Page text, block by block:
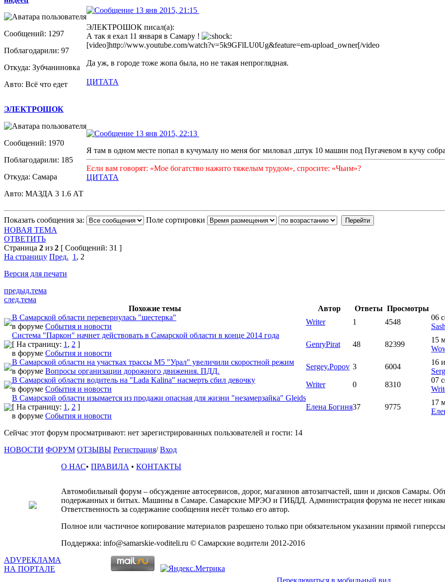
Сообщений: 1297
Поблагодарили: 97
Откуда: Зубчаниновка
Авто: Всё что едет
13 янв 2015, 21:15
ЭЛЕКТРОШОК писал(а):
А так я ехал 11 января в Самару !
[video]http://www.youtube.com/watch?v=5k9GFlLU0Ug&feature=em-upload_owner[/video
Да уж, в городе тоже жопа была, но не такая непроглядная.
ЦИТАТА
ЭЛЕКТРОШОК
Сообщений: 1970
Поблагодарили: 185
Откуда: Самара
Авто: МАЗДА 3 1.6 АТ
13 янв 2015, 22:13
Я там в одном месте попал в кучумалу но меня бог миловал ,штук 10 машин под Пугачевом в кучу
Если вам говорят: «Мое богатство нажито тяжелым трудом», спросите: «Чьим»?
ЦИТАТА
Показать сообщения за:
Поле сортировки
НОВАЯ ТЕМА
ОТВЕТИТЬ
Страница 2 из 2 [ Сообщений: 31 ]
На страницу Пред. 1 , 2
Версия для печати
предыд.тема
след.тема
Похожие темы
Автор Ответы Просмотры
В Самарской области перевернулась "шестерка"
в форуме События и новости
Writer 1 4548
06
Система "Паркон" начнет действовать в Самарской области в конце 2014 года
[ На страницу: 1 , 2 ]
в форуме События и новости
GenryPirat 48 82399
15
В Самарской области на участках трассы М5 "Урал" увеличили скоростной режим
в форуме Вопросы организации дорожного движения. ПДД.
Sergey.Popov 3 6004
16
В Самарской области водитель на "Lada Kalina" насмерть сбил девочку
в форуме События и новости
Writer 0 8310
07
В Самарской области изымается из продажи опасная для жизни "незамерзайка" Gleids
[ На страницу: 1 , 2 ]
в форуме События и новости
Елена Богиня37 9775
17
Сейчас этот форум просматривают: нет зарегистрированных пользователей и гости: 14
НОВОСТИ ФОРУМ ОТЗЫВЫ Регистрация/ Вход
О НАС• ПРАВИЛА • КОНТАКТЫ
Автомобильный форум – обсуждение автосервисов, дорог, магазинов автозапчастей, шин и дисков Самары.
подержанных и битых. Машины в Самаре. Самарские МРЭО и ГИБДД. Администрация форума не несет
Ответственность за содержание сообщения несёт только его автор.
Полное или частичное копирование материалов разрешено только при обязательном указании прямой
Поддержка: info@samarskie-voditeli.ru © Самарские водители 2012-2016
ADVРЕКЛАМА
НА ПОРТАЛЕ
Переключиться в мобильный вид